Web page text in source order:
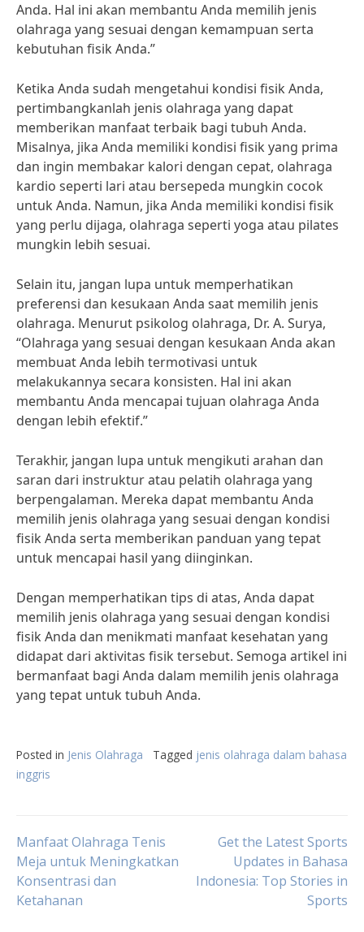
Anda. Hal ini akan membantu Anda memilih jenis
olahraga yang sesuai dengan kemampuan serta
kebutuhan fisik Anda.”
Ketika Anda sudah mengetahui kondisi fisik Anda,
pertimbangkanlah jenis olahraga yang dapat
memberikan manfaat terbaik bagi tubuh Anda.
Misalnya, jika Anda memiliki kondisi fisik yang prima
dan ingin membakar kalori dengan cepat, olahraga
kardio seperti lari atau bersepeda mungkin cocok
untuk Anda. Namun, jika Anda memiliki kondisi fisik
yang perlu dijaga, olahraga seperti yoga atau pilates
mungkin lebih sesuai.
Selain itu, jangan lupa untuk memperhatikan
preferensi dan kesukaan Anda saat memilih jenis
olahraga. Menurut psikolog olahraga, Dr. A. Surya,
“Olahraga yang sesuai dengan kesukaan Anda akan
membuat Anda lebih termotivasi untuk
melakukannya secara konsisten. Hal ini akan
membantu Anda mencapai tujuan olahraga Anda
dengan lebih efektif.”
Terakhir, jangan lupa untuk mengikuti arahan dan
saran dari instruktur atau pelatih olahraga yang
berpengalaman. Mereka dapat membantu Anda
memilih jenis olahraga yang sesuai dengan kondisi
fisik Anda serta memberikan panduan yang tepat
untuk mencapai hasil yang diinginkan.
Dengan memperhatikan tips di atas, Anda dapat
memilih jenis olahraga yang sesuai dengan kondisi
fisik Anda dan menikmati manfaat kesehatan yang
didapat dari aktivitas fisik tersebut. Semoga artikel ini
bermanfaat bagi Anda dalam memilih jenis olahraga
yang tepat untuk tubuh Anda.
Posted in Jenis Olahraga Tagged jenis olahraga dalam bahasa
inggris
Post
navigation
Manfaat Olahraga Tenis
Meja untuk Meningkatkan
Konsentrasi dan
Ketahanan
Get the Latest Sports
Updates in Bahasa
Indonesia: Top Stories in
Sports